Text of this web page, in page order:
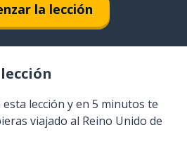
la lección
lección y en 5 minutos te
viajado al Reino Unido de